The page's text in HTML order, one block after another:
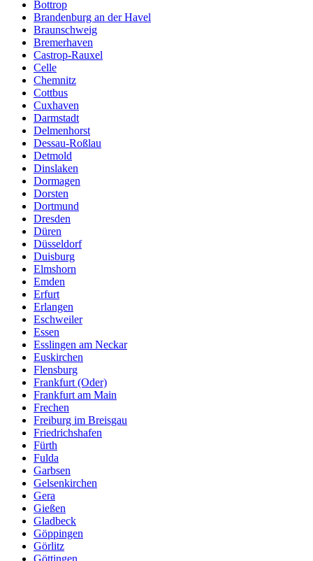
Bottrop
Brandenburg an der Havel
Braunschweig
Bremerhaven
Castrop-Rauxel
Celle
Chemnitz
Cottbus
Cuxhaven
Darmstadt
Delmenhorst
Dessau-Roßlau
Detmold
Dinslaken
Dormagen
Dorsten
Dortmund
Dresden
Düren
Düsseldorf
Duisburg
Elmshorn
Emden
Erfurt
Erlangen
Eschweiler
Essen
Esslingen am Neckar
Euskirchen
Flensburg
Frankfurt (Oder)
Frankfurt am Main
Frechen
Freiburg im Breisgau
Friedrichshafen
Fürth
Fulda
Garbsen
Gelsenkirchen
Gera
Gießen
Gladbeck
Göppingen
Görlitz
Göttingen